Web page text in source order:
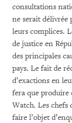
consultations
ne serait délivrée
leurs complices.
de justice en
des principales
pays. Le fait de
d’exactions en
fera que produire
Watch. Les chefs
faire l’objet